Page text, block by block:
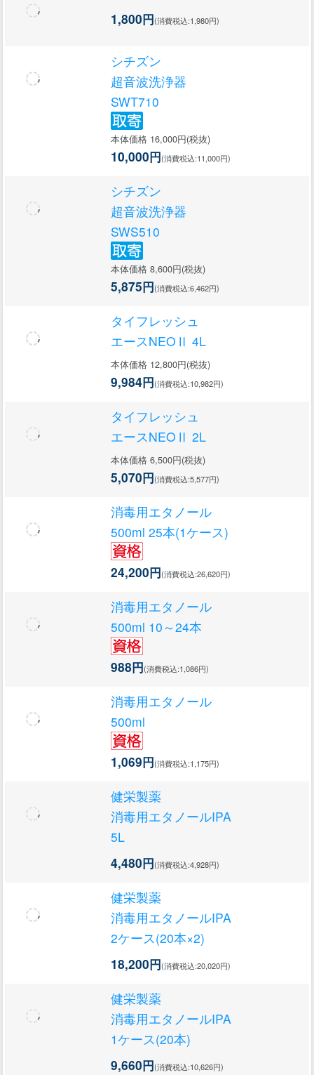
1,800円(消費税込:1,980円)
シチズン
超音波洗浄器
SWT710
本体価格 16,000円(税抜)
10,000円(消費税込:11,000円)
シチズン
超音波洗浄器
SWS510
本体価格 8,600円(税抜)
5,875円(消費税込:6,462円)
タイフレッシュ
エースNEOⅡ 4L
本体価格 12,800円(税抜)
9,984円(消費税込:10,982円)
タイフレッシュ
エースNEOⅡ 2L
本体価格 6,500円(税抜)
5,070円(消費税込:5,577円)
消毒用エタノール
500ml 25本(1ケース)
24,200円(消費税込:26,620円)
消毒用エタノール
500ml 10～24本
988円(消費税込:1,086円)
消毒用エタノール
500ml
1,069円(消費税込:1,175円)
健栄製薬
消毒用エタノールIPA
5L
4,480円(消費税込:4,928円)
健栄製薬
消毒用エタノールIPA
2ケース(20本×2)
18,200円(消費税込:20,020円)
健栄製薬
消毒用エタノールIPA
1ケース(20本)
9,660円(消費税込:10,626円)